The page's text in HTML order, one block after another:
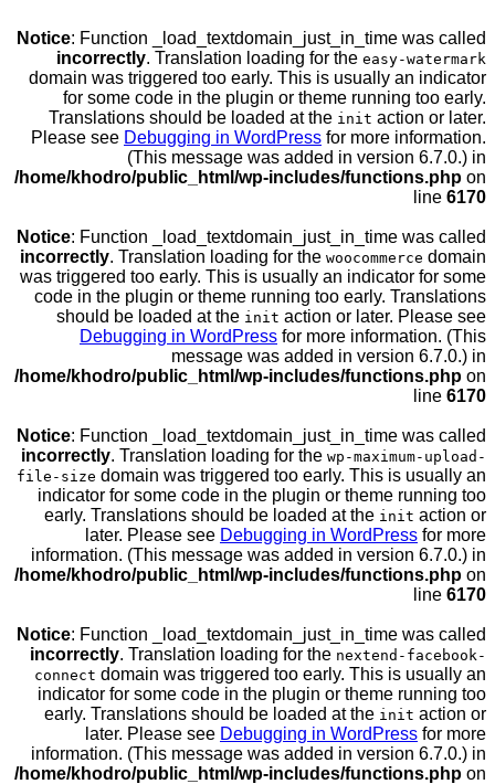
Notice : Function _load_textdomain_just_in_time
incorrectly. Translation loading for theeasy-
domain was triggered too early. This is usually
for some code in the plugin or theme running
Translations should be loaded at theinit
Please seeDebugging in WordPressfor more
(This message was added in version
/home/khodro/public_html/wp-includes/
Notice : Function _load_textdomain_just_in_time
incorrectly. Translation loading for the
was triggered too early. This is usually an indicator
code in the plugin or theme running too early.
should be loaded at theinit action or later.
Debugging in WordPressfor more
message was added in version
/home/khodro/public_html/wp-includes/
Notice : Function _load_textdomain_just_in_time
incorrectly. Translation loading for thewp-
file-sizedomain was triggered too early. This is
indicator for some code in the plugin or theme
early. Translations should be loaded at theinit
later. Please seeDebugging in WordPress
information. (This message was added in version
/home/khodro/public_html/wp-includes/
Notice : Function _load_textdomain_just_in_time
incorrectly. Translation loading for thenextend-
connectdomain was triggered too early. This is
indicator for some code in the plugin or theme
early. Translations should be loaded at theinit
later. Please seeDebugging in WordPress
information. (This message was added in version
/home/khodro/public_html/wp-includes/